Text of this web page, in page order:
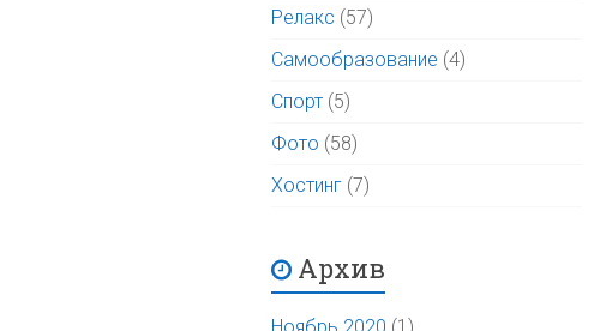
Релакс (57)
Самообразование (4)
Спорт (5)
Фото (58)
Хостинг (7)
Архив